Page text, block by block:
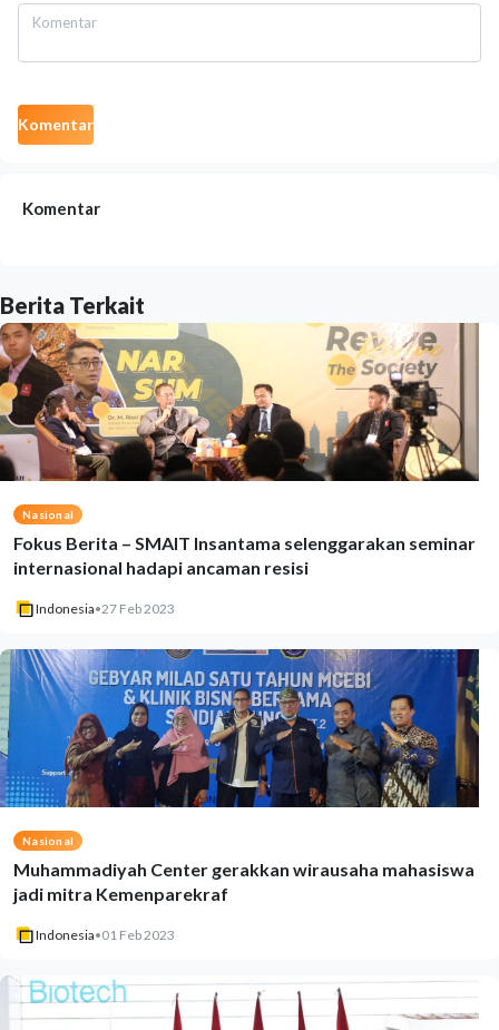
Komentar
Komentar
Berita Terkait
Nasional
Fokus Berita – SMAIT Insantama selenggarakan seminar
internasional hadapi ancaman resisi
Indonesia•27 Feb 2023
Nasional
Muhammadiyah Center gerakkan wirausaha mahasiswa
jadi mitra Kemenparekraf
Indonesia•01 Feb 2023